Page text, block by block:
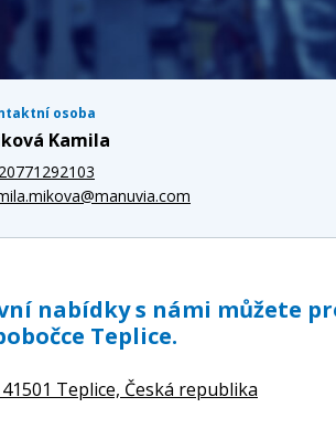
osoba
Kamila
nabídky s námi můžete
Teplice.
41501 Teplice, Česká republika